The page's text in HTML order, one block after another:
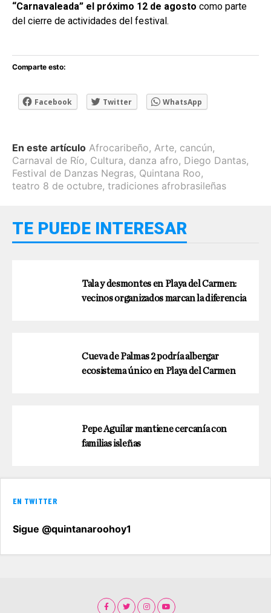
“Carnavaleada” el próximo 12 de agosto como parte
del cierre de actividades del festival.
Comparte esto:
Facebook Twitter WhatsApp
En este artículo Afrocaribeño, Arte, cancún,
Carnaval de Río, Cultura, danza afro, Diego Dantas,
Festival de Danzas Negras, Quintana Roo,
teatro 8 de octubre, tradiciones afrobrasileñas
TE PUEDE INTERESAR
Tala y desmontes en Playa del Carmen:
vecinos organizados marcan la diferencia
Cueva de Palmas 2 podría albergar
ecosistema único en Playa del Carmen
Pepe Aguilar mantiene cercanía con
familias isleñas
EN TWITTER
Sigue @quintanaroohoy1